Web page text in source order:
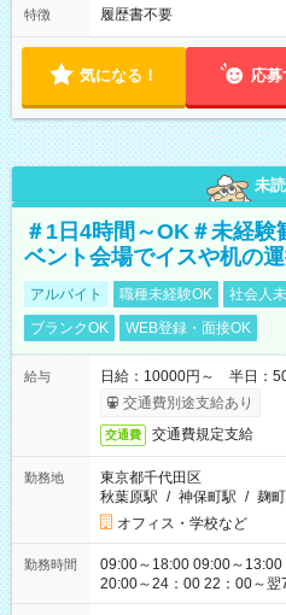
特徴 履歴書不要
気になる！ 応募
未読
＃1日4時間～OK＃未経験
ベント会場でイスや机の
アルバイト 職種未経験OK 社会人
ブランクOK
WEB登録・面接OK
給与
日給：10000円～ 半日：
交通費別途支給あり
交通費 交通費規定支給
勤務地
東京都千代田区
秋葉原駅 / 神保町駅 / 麹
オフィス・学校など
勤務時間
09:00～18:00 09:00～
20:00～24：00 22：00～翌
シフトもございます！ お気